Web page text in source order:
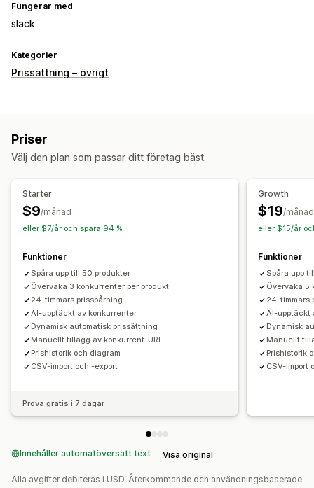
Fungerar med
slack
Kategorier
Prissättning – övrigt
Priser
Välj den plan som passar ditt företag bäst.
Starter
$9/månad
eller $7/år och spara 94 %
Funktioner
Spåra upp till 50 produkter
Övervaka 3 konkurrenter per produkt
24-timmars prisspårning
AI-upptäckt av konkurrenter
Dynamisk automatisk prissättning
Manuellt tillägg av konkurrent-URL
Prishistorik och diagram
CSV-import och -export
Prova gratis i 7 dagar
Growth
$19/månad
eller $15/år
Funktioner
Spåra upp
Övervaka 5
24-timmars
AI-upptäckt
Dynamisk
Manuellt
Prishistorik
CSV-import
Innehåller automatöversatt text Visa original
Alla avgifter debiteras i USD. Återkommande och användningsbaserade